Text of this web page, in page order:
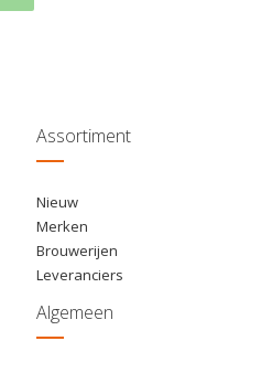
Assortiment
Nieuw
Merken
Brouwerijen
Leveranciers
Algemeen